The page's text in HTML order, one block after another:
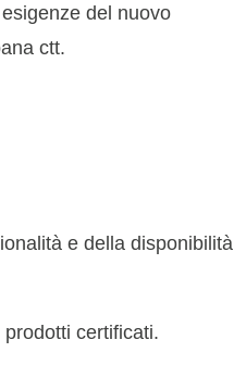
del nuovo
ctt.
e della disponibilità
certificati.